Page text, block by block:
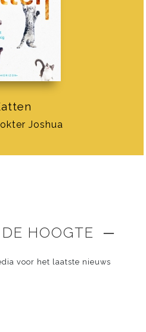
Joshua
HOOGTE ─
voor het laatste nieuws